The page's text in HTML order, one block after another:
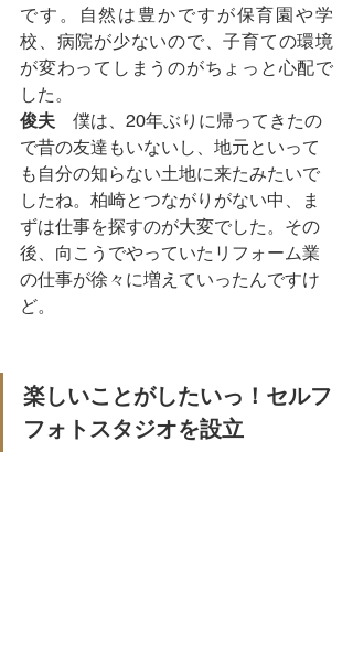
です。自然は豊かですが保育園や学
校、病院が少ないので、子育ての環境
が変わってしまうのがちょっと心配で
した。
俊夫 僕は、20年ぶりに帰ってきたの
で昔の友達もいないし、地元といって
も自分の知らない土地に来たみたいで
したね。柏崎とつながりがない中、ま
ずは仕事を探すのが大変でした。その
後、向こうでやっていたリフォーム業
の仕事が徐々に増えていったんですけ
ど。
楽しいことがしたいっ！セルフ
フォトスタジオを設立